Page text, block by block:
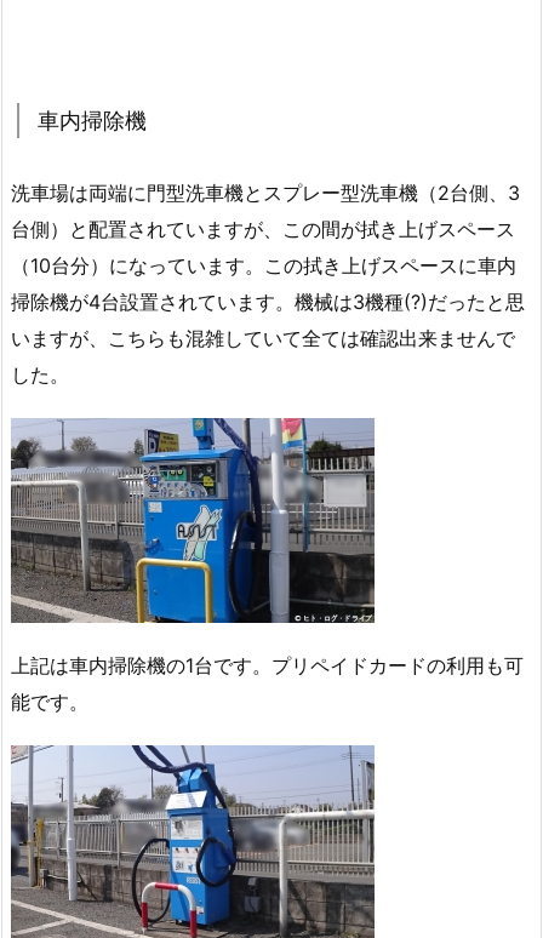
車内掃除機
洗車場は両端に門型洗車機とスプレー型洗車機（2台側、3
台側）と配置されていますが、この間が拭き上げスペース
（10台分）になっています。この拭き上げスペースに車内
掃除機が4台設置されています。機械は3機種(?)だったと思
いますが、こちらも混雑していて全ては確認出来ませんで
した。
上記は車内掃除機の1台です。プリペイドカードの利用も可
能です。